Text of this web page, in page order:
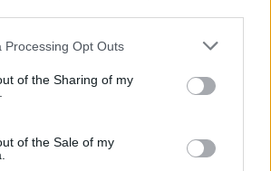
Tenga en cuenta que algún
pero usted tiene el derecho de
Sus preferencias se aplicarán
entrando de nuevo en este sitio web o
de privacidad.
Processing Opt Outs
of the Sharing of my
of the Sale of my